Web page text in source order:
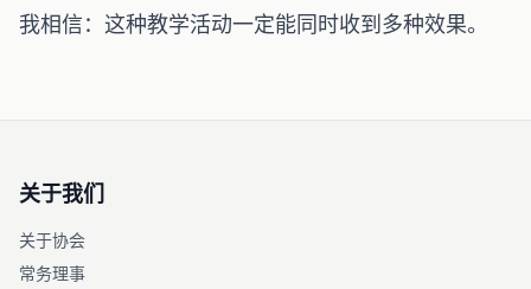
我相信：这种教学活动一定能同时收到多种效果。
关于我们
关于协会
常务理事